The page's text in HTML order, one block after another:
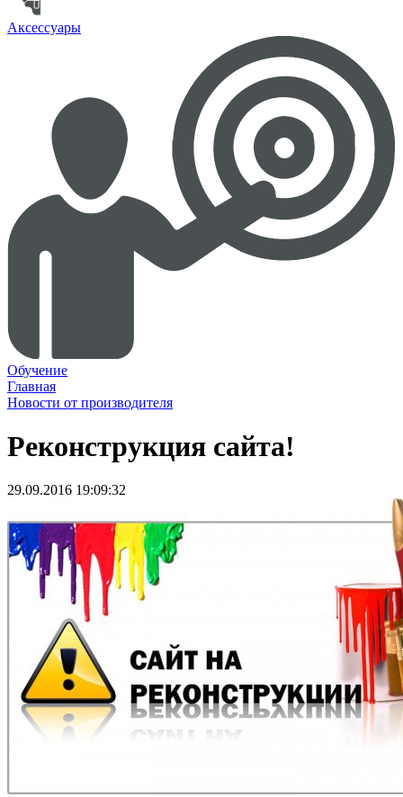
Аксессуары
Обучение
Главная
Новости от производителя
Реконструкция сайта!
29.09.2016 19:09:32